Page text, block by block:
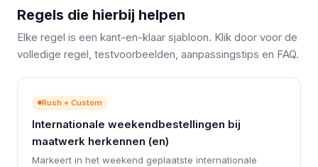
Regels die hierbij helpen
Elke regel is een kant-en-klaar sjabloon. Klik door voor de
volledige regel, testvoorbeelden, aanpassingstips en FAQ.
Rush + Custom
Internationale weekendbestellingen bij
maatwerk herkennen (en)
Markeert in het weekend geplaatste internationale